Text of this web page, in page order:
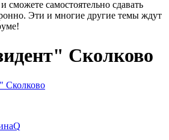
сможете самостоятельно сдавать
Эти и многие другие темы ждут
Сколково
Сколково